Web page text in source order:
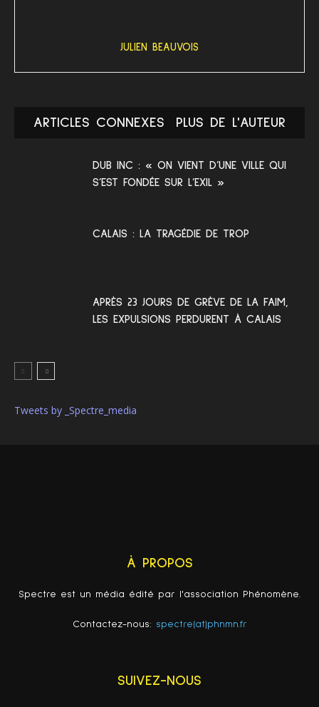
JULIEN BEAUVOIS
ARTICLES CONNEXES PLUS DE L'AUTEUR
DUB INC : « ON VIENT D’UNE VILLE QUI
S’EST FONDÉE SUR L’EXIL »
CALAIS : LA TRAGÉDIE DE TROP
APRÈS 23 JOURS DE GRÈVE DE LA FAIM,
LES EXPULSIONS PERDURENT À CALAIS
Tweets by _Spectre_media
À PROPOS
Spectre est un média édité par l'association Phénomène.
Contactez-nous: spectre(at)phnmn.fr
SUIVEZ-NOUS